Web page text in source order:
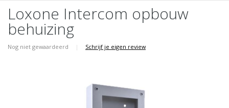
Loxone Intercom opbouw
behuizing
Nog niet gewaardeerd | Schrijf je eigen review